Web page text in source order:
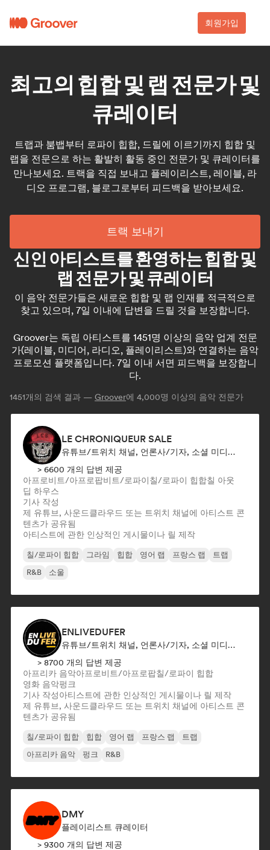
회원가입
최고의 힙합 및 랩 전문가 및
큐레이터
트랩과 붐뱁부터 로파이 힙합, 드릴에 이르기까지 힙합 및
랩을 전문으로 하는 활발히 활동 중인 전문가 및 큐레이터를
만나보세요. 트랙을 직접 보내고 플레이리스트, 레이블, 라
디오 프로그램, 블로그로부터 피드백을 받아보세요.
트랙 보내기
신인 아티스트를 환영하는 힙합 및
랩 전문가 및 큐레이터
이 음악 전문가들은 새로운 힙합 및 랩 인재를 적극적으로
찾고 있으며, 7일 이내에 답변을 드릴 것을 보장합니다.
Groover는 독립 아티스트를 1451명 이상의 음악 업계 전문
가(레이블, 미디어, 라디오, 플레이리스트)와 연결하는 음악
프로모션 플랫폼입니다. 7일 이내 서면 피드백을 보장합니
다.
1451개의 검색 결과 — Groover에 4,000명 이상의 음악 전문가
LE CHRONIQUEUR SALE
유튜브/트위치 채널, 언론사/기자, 소셜 미디어 인플루언서
> 6600 개의 답변 제공
아프로비트/아프로팝비트/로파이칠/로파이 힙합칠 아웃
딥 하우스
기사 작성
제 유튜브, 사운드클라우드 또는 트위치 채널에 아티스트 콘
텐츠가 공유됨
아티스트에 관한 인상적인 게시물이나 릴 제작
칠/로파이 힙합 그라임 힙합 영어 랩 프랑스 랩
트랩
R&B
소울
ENLIVEDUFER
유튜브/트위치 채널, 언론사/기자, 소셜 미디어 인플루언서
> 8700 개의 답변 제공
아프리카 음악아프로비트/아프로팝칠/로파이 힙합
영화 음악펑크
기사 작성아티스트에 관한 인상적인 게시물이나 릴 제작
제 유튜브, 사운드클라우드 또는 트위치 채널에 아티스트 콘
텐츠가 공유됨
칠/로파이 힙합 힙합 영어 랩 프랑스 랩
트랩
아프리카 음악
펑크 R&B
DMY
플레이리스트 큐레이터
> 9300 개의 답변 제공